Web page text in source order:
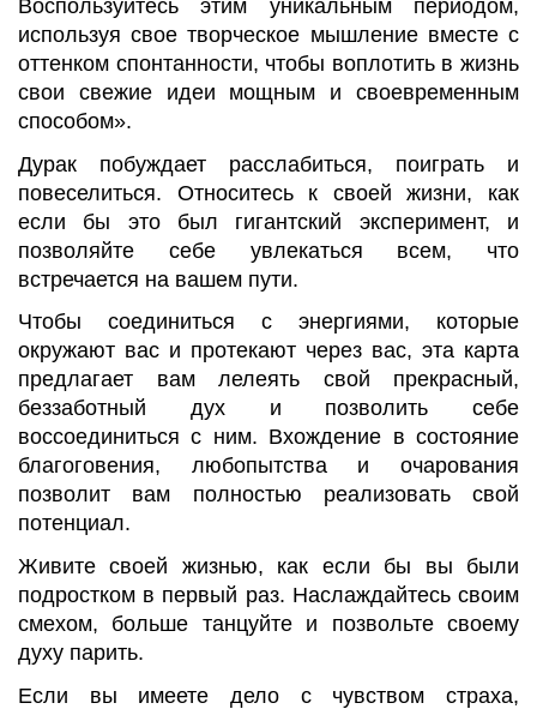
Воспользуйтесь этим уникальным периодом,
используя свое творческое мышление вместе с
оттенком спонтанности, чтобы воплотить в жизнь
свои свежие идеи мощным и своевременным
способом».
Дурак побуждает расслабиться, поиграть и
повеселиться. Относитесь к своей жизни, как
если бы это был гигантский эксперимент, и
позволяйте себе увлекаться всем, что
встречается на вашем пути.
Чтобы соединиться с энергиями, которые
окружают вас и протекают через вас, эта карта
предлагает вам лелеять свой прекрасный,
беззаботный дух и позволить себе
воссоединиться с ним. Вхождение в состояние
благоговения, любопытства и очарования
позволит вам полностью реализовать свой
потенциал.
Живите своей жизнью, как если бы вы были
подростком в первый раз. Наслаждайтесь своим
смехом, больше танцуйте и позвольте своему
духу парить.
Если вы имеете дело с чувством страха,